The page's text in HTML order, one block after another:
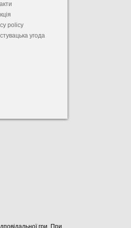
policy
угода
гри. При